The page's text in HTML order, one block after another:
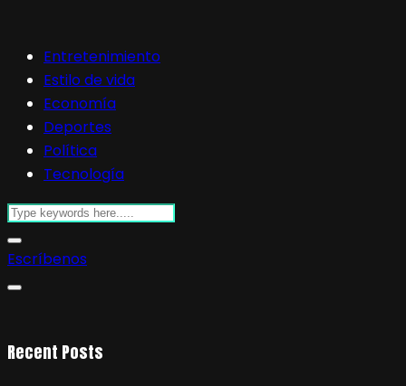
Entretenimiento
Estilo de vida
Economía
Deportes
Política
Tecnología
Escríbenos
Recent Posts